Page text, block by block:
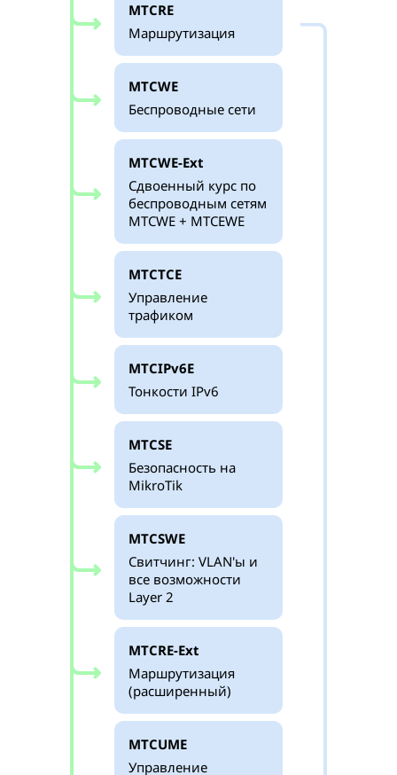
MTCRE
Маршрутизация
MTCWE
Беспроводные сети
MTCWE-Ext
Сдвоенный курс по
беспроводным сетям
MTCWE + MTCEWE
MTCTCE
Управление
трафиком
MTCIPv6E
Тонкости IPv6
MTCSE
Безопасность на
MikroTik
MTCSWE
Свитчинг: VLAN'ы и
все возможности
Layer 2
MTCRE-Ext
Маршрутизация
(расширенный)
MTCUME
Управление